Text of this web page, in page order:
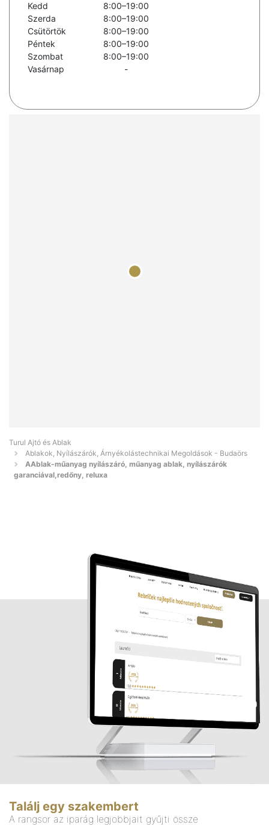
Kedd
8:00–19:00
Szerda
8:00–19:00
Csütörtök
8:00–19:00
Péntek
8:00–19:00
Szombat
8:00–19:00
Vasárnap
-
Turul Ajtó és Ablak
Ablakok, Nyílászárók, Árnyékolástechnikai Megoldások - Budaörs
AAblak-műanyag nyílászáró, műanyag ablak, nyílászárók
garanciával,redőny, reluxa
Találj egy szakembert
A rangsor az iparág legjobbjait gyűjti össze